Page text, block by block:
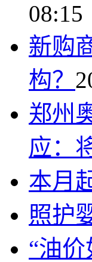
08:15
新购
构？
郑州
应：
本月
照护
“油